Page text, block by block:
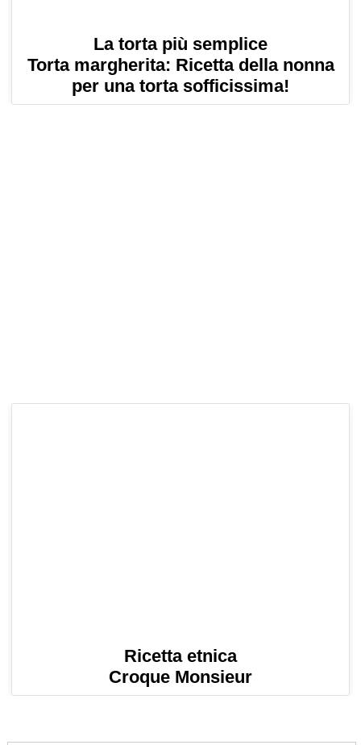
La torta più semplice
Torta margherita: Ricetta della nonna
per una torta sofficissima!
Ricetta etnica
Croque Monsieur